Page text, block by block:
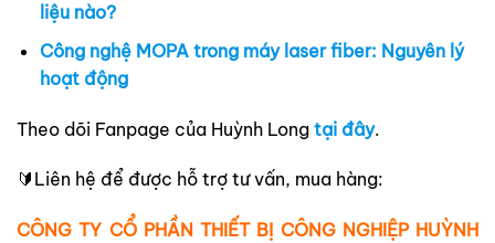
liệu nào?
Công nghệ MOPA trong máy laser fiber: Nguyên lý
hoạt động
Theo dõi Fanpage của Huỳnh Long tại đây.
🔰Liên hệ để được hỗ trợ tư vấn, mua hàng:
CÔNG TY CỔ PHẦN THIẾT BỊ CÔNG NGHIỆP HUỲNH